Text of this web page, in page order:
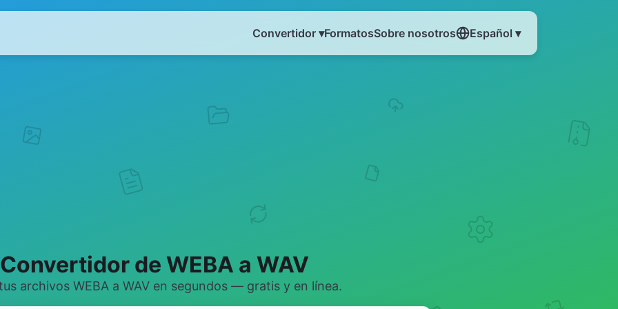
Convertidor ▾FormatosSobre nosotros Español ▾
Convertidor de WEBA a WAV
archivos WEBA a WAV en segundos — gratis y en línea.